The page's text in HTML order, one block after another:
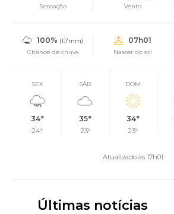
Sensação Vento
100% (1.7mm)
Chance de chuva
07h01
Nascer do sol
SEX
34°
24°
SÁB
35°
23°
DOM
34°
23°
Atualizado às 17h01
Últimas notícias